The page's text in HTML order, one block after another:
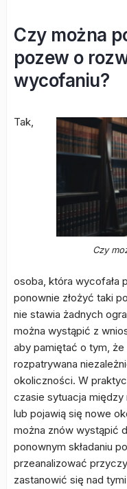
Czy można
pozew o
wycofaniu?
Czy
Tak,
osoba, która wycofała
ponownie złożyć taki
nie stawia żadnych
można wystąpić z
aby pamiętać o tym,
rozpatrywana
okoliczności. W
czasie sytuacja między
lub pojawią się nowe
można znów wystąpić
ponownym składaniu
przeanalizować
zastanowić się nad